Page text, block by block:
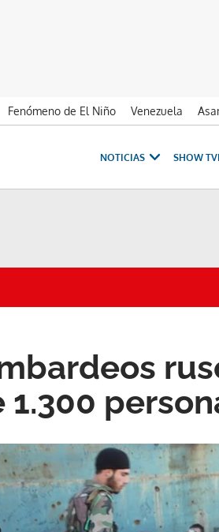
Fenómeno de El Niño Venezuela
NOTICIAS SHOW
1.300